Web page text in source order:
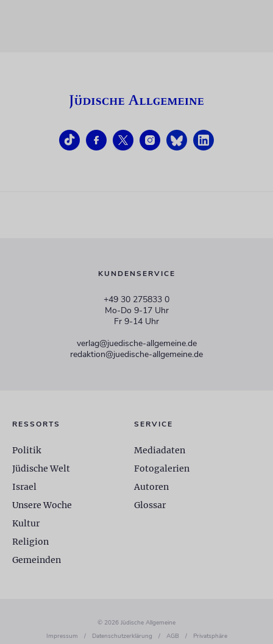
KUNDENSERVICE
+49 30 275833 0
Mo-Do 9-17 Uhr
Fr 9-14 Uhr
verlag@juedische-allgemeine.de
redaktion@juedische-allgemeine.de
RESSORTS
Politik
Jüdische Welt
Israel
Unsere Woche
Kultur
Religion
Gemeinden
SERVICE
Mediadaten
Fotogalerien
Autoren
Glossar
© 2026 Jüdische Allgemeine
Impressum
/ Datenschutzerklärung / AGB / Privatsphäre